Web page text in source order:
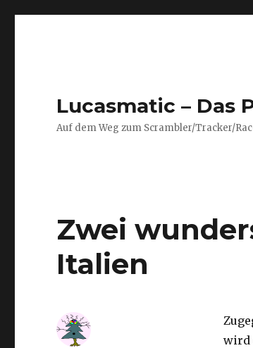
Lucasmatic – Das
Auf dem Weg zum Scrambler/Tracker/
Zwei
Italien
wird